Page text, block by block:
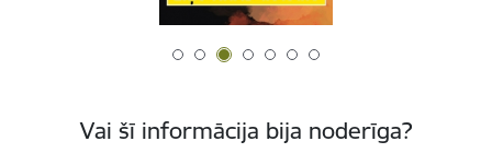
Vai šī informācija bija noderīga?